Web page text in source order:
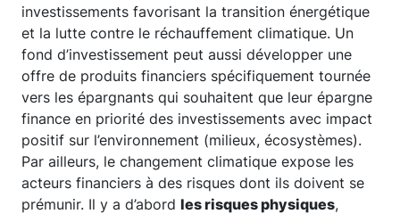
investissements favorisant la transition énergétique
et la lutte contre le réchauffement climatique. Un
fond d’investissement peut aussi développer une
offre de produits financiers spécifiquement tournée
vers les épargnants qui souhaitent que leur épargne
finance en priorité des investissements avec impact
positif sur l’environnement (milieux, écosystèmes).
Par ailleurs, le changement climatique expose les
acteurs financiers à des risques dont ils doivent se
prémunir. Il y a d’abord les risques physiques,